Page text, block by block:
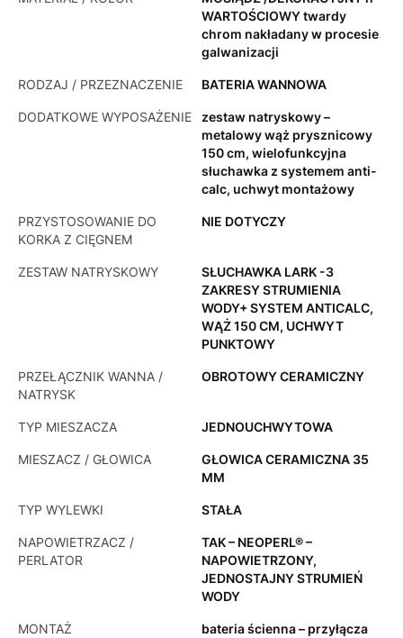
WARTOŚCIOWY twardy
chrom nakładany w procesie
galwanizacji
RODZAJ / PRZEZNACZENIE BATERIA WANNOWA
DODATKOWE WYPOSAŻENIE
zestaw natryskowy –
metalowy wąż prysznicowy
150 cm, wielofunkcyjna
słuchawka z systemem anti-
calc, uchwyt montażowy
PRZYSTOSOWANIE DO
KORKA Z CIĘGNEM
NIE DOTYCZY
ZESTAW NATRYSKOWY
SŁUCHAWKA LARK -3
ZAKRESY STRUMIENIA
WODY+ SYSTEM ANTICALC,
WĄŻ 150 CM, UCHWYT
PUNKTOWY
PRZEŁĄCZNIK WANNA /
NATRYSK
OBROTOWY CERAMICZNY
TYP MIESZACZA JEDNOUCHWYTOWA
MIESZACZ / GŁOWICA
GŁOWICA CERAMICZNA 35
MM
TYP WYLEWKI STAŁA
NAPOWIETRZACZ /
PERLATOR
TAK – NEOPERL® –
NAPOWIETRZONY,
JEDNOSTAJNY STRUMIEŃ
WODY
MONTAŻ
bateria ścienna – przyłącza